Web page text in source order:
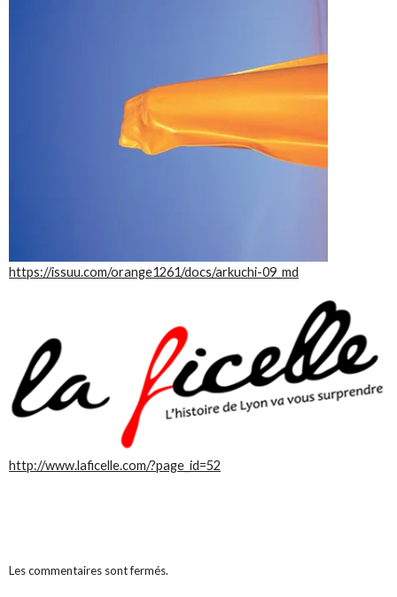
https://issuu.com/orange1261/docs/arkuchi-09_md
http://www.laficelle.com/?page_id=52
Les commentaires sont fermés.